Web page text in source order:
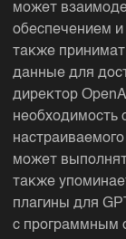
может
обеспечением
также
данные для
директор
необходимость
может
также
плагины для
с программным